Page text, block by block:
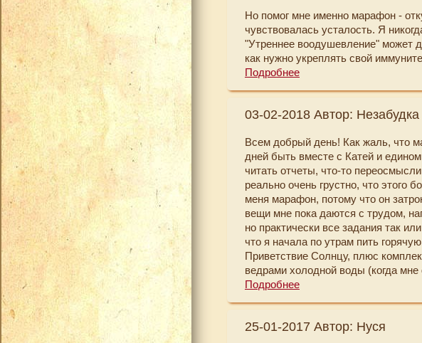
Екатерина, большое Вам спасибо
полезного для себя почерпнула,
мотивацию, чтобы вести
здоровья и счастья!
Но помог мне именно марафон -
чувствовалась усталость. Я
"Утреннее воодушевление" может
как нужно укреплять свой
тратить свое время только на
о том, что обо мне подумают, я
листочки, как купаются в лужах
просто не обращала внимания и
что собрав воедино такой
самих себя, свое предназначение,
совершенно Новым взглядом, а
мечтаем, то, чего хотим - нужно
Я совершенно случайно попала
здесь столько времени! Огромное
Подробнее
03-02-2018 Автор: Незабудка
Всем добрый день! Как жаль, что
дней быть вместе с Катей и
читать отчеты, что-то
реально очень грустно, что
меня марафон, потому что он
вещи мне пока даются с трудом,
но практически все задания так
что я начала по утрам пить
Приветствие Солнцу, плюс
ведрами холодной воды (когда
делать , например, из-за
иду делать сразу, если это такое
Подробнее
25-01-2017 Автор: Нуся